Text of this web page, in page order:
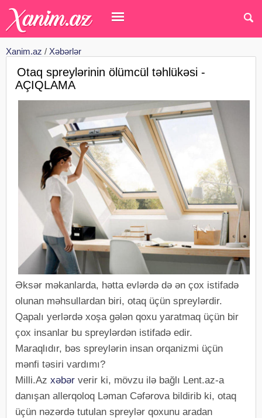
Xanim.az / Xəbərlər
Otaq spreylərinin ölümcül təhlükəsi -
AÇIQLAMA
Əksər məkanlarda, hətta evlərdə də ən çox istifadə
olunan məhsullardan biri, otaq üçün spreylərdir.
Qapalı yerlərdə xoşa gələn qoxu yaratmaq üçün bir
çox insanlar bu spreylərdən istifadə edir.
Maraqlıdır, bəs spreylərin insan orqanizmi üçün
mənfi təsiri vardımı?
Milli.Az xəbər verir ki, mövzu ilə bağlı Lent.az-a
danışan allerqoloq Ləman Cəfərova bildirib ki, otaq
üçün nəzərdə tutulan spreylər qoxunu aradan